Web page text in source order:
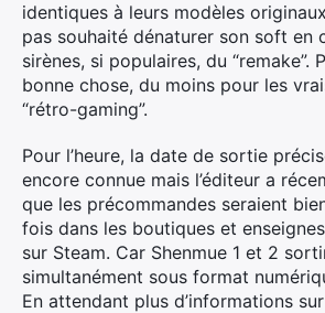
identiques à leurs modèles
pas souhaité dénaturer son soft en
sirènes, si populaires, du “remake”.
bonne chose, du moins pour les
“rétro-gaming”.
Pour l’heure, la date de sortie
encore connue mais l’éditeur a
que les précommandes seraient
fois dans les boutiques et
sur Steam. Car Shenmue 1 et 2
simultanément sous format
En attendant plus d’informations